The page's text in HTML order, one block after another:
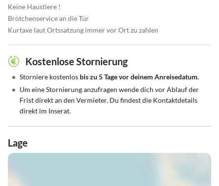
Keine Haustiere !
Brötchenservice an die Tür
Kurtaxe laut Ortssatzung immer vor Ort zu zahlen
Kostenlose Stornierung
• Storniere kostenlos bis zu 5 Tage vor deinem Anreisedatum.
• Um eine Stornierung anzufragen wende dich vor Ablauf der
Frist direkt an den Vermieter. Du findest die Kontaktdetails
direkt im Inserat.
Lage